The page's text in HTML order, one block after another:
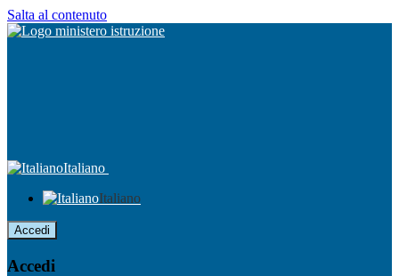
Salta al contenuto
Italiano
Italiano
Accedi
Accedi